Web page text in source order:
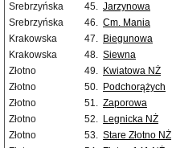
Srebrzyńska
45. Jarzynowa
Srebrzyńska
46. Cm. Mania
Krakowska
47. Biegunowa
Krakowska
48. Siewna
Złotno
49. Kwiatowa NŻ
Złotno
50. Podchorążych
Złotno
51. Zaporowa
Złotno
52. Legnicka NŻ
Złotno
53. Stare Złotno NŻ